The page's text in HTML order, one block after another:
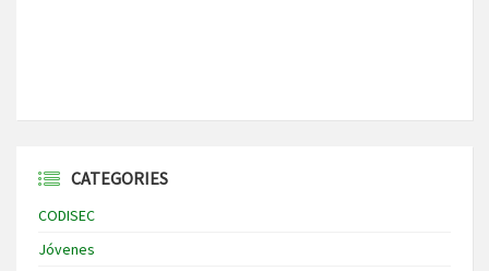
CATEGORIES
CODISEC
Jóvenes